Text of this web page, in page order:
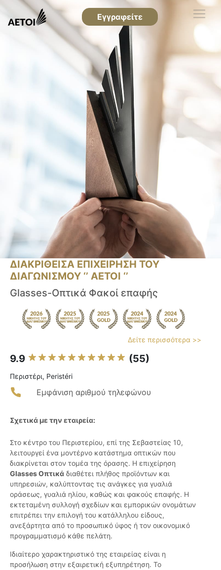
Εγγραφείτε
ΔΙΑΚΡΙΘΕΙΣΑ ΕΠΙΧΕΙΡΗΣΗ ΤΟΥ
ΔΙΑΓΩΝΙΣΜΟΥ ‘’ ΑΕΤΟΙ ‘’
Glasses-Οπτικά Φακοί επαφής
Δείτε περισσότερα >>
9.9 (55)
Περιστέρι, Peristéri
Εμφάνιση αριθμού τηλεφώνου
Σχετικά με την εταιρεία:
Στο κέντρο του Περιστερίου, επί της Σεβαστείας 10,
λειτουργεί ένα μοντέρνο κατάστημα οπτικών που
διακρίνεται στον τομέα της όρασης. Η επιχείρηση
Glasses Οπτικά διαθέτει πλήθος προϊόντων και
υπηρεσιών, καλύπτοντας τις ανάγκες για γυαλιά
οράσεως, γυαλιά ηλίου, καθώς και φακούς επαφής. Η
εκτεταμένη συλλογή σχεδίων και εμπορικών ονομάτων
επιτρέπει την επιλογή του κατάλληλου είδους,
ανεξάρτητα από το προσωπικό ύφος ή τον οικονομικό
προγραμματισμό κάθε πελάτη.
Ιδιαίτερο χαρακτηριστικό της εταιρείας είναι η
προσήλωση στην εξαιρετική εξυπηρέτηση. Το